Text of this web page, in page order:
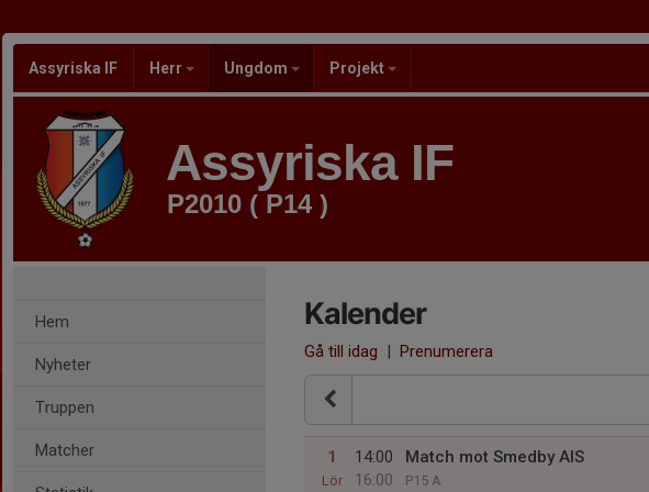
Assyriska IF Herr Ungdom Projekt
Assyriska IF
P2010 ( P14 )
Hem
Nyheter
Truppen
Matcher
Kalender
Gå till idag | Prenumerera
1
Lör
14:00
16:00
Match mot Smedby AIS
P15 A